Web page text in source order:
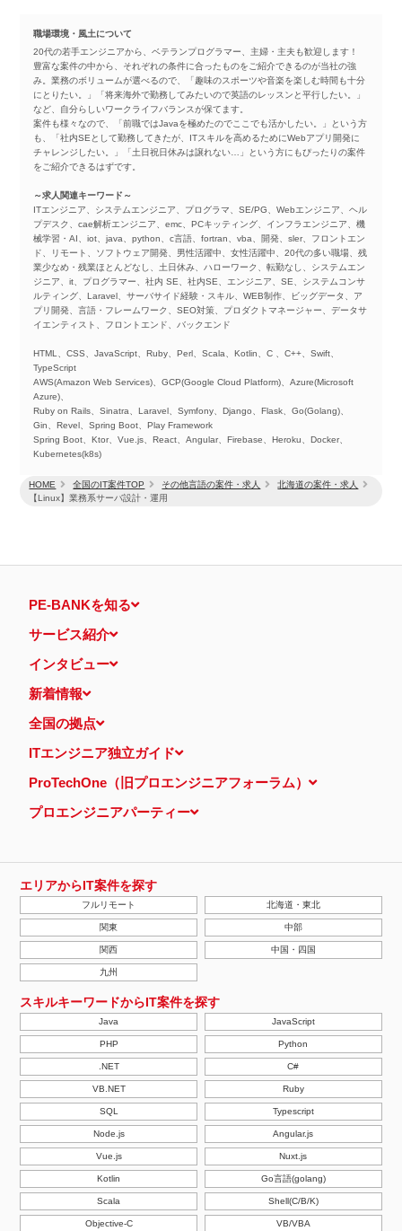
HOME 全国のIT案件TOP その他言語の案件・求人
北海道の案件・求人
【Linux】業務系サーバ設計・運用
職場環境・風土について
20代の若手エンジニアから、ベテランプログラマー、主婦・主夫も歓迎します！
豊富な案件の中から、それぞれの条件に合ったものをご紹介できるのが当社の強
み。業務のボリュームが選べるので、「趣味のスポーツや音楽を楽しむ時間も十分
にとりたい。」「将来海外で勤務してみたいので英語のレッスンと平行したい。」
など、自分らしいワークライフバランスが保てます。
案件も様々なので、「前職ではJavaを極めたのでここでも活かしたい。」という方
も、「社内SEとして勤務してきたが、ITスキルを高めるためにWebアプリ開発に
チャレンジしたい。」「土日祝日休みは譲れない…」という方にもぴったりの案件
をご紹介できるはずです。
～求人関連キーワード～
ITエンジニア、システムエンジニア、プログラマ、SE/PG、Webエンジニア、ヘル
プデスク、cae解析エンジニア、emc、PCキッティング、インフラエンジニア、機
械学習・AI、iot、java、python、c言語、fortran、vba、開発、sler、フロントエン
ド、リモート、ソフトウェア開発、男性活躍中、女性活躍中、20代の多い職場、残
業少なめ・残業ほとんどなし、土日休み、ハローワーク、転勤なし、システムエン
ジニア、it、プログラマー、社内 SE、社内SE、エンジニア、SE、システムコンサ
ルティング、Laravel、サーバサイド経験・スキル、WEB制作、ビッグデータ、ア
プリ開発、言語・フレームワーク、SEO対策、プロダクトマネージャー、データサ
イエンティスト、フロントエンド、バックエンド
HTML、CSS、JavaScript、Ruby、Perl、Scala、Kotlin、C 、C++、Swift、
TypeScript
AWS(Amazon Web Services)、GCP(Google Cloud Platform)、Azure(Microsoft
Azure)、
Ruby on Rails、Sinatra、Laravel、Symfony、Django、Flask、Go(Golang)、
Gin、Revel、Spring Boot、Play Framework
Spring Boot、Ktor、Vue.js、React、Angular、Firebase、Heroku、Docker、
Kubernetes(k8s)
PE-BANKを知る
サービス紹介
インタビュー
新着情報
全国の拠点
ITエンジニア独立ガイド
ProTechOne（旧プロエンジニアフォーラム）
プロエンジニアパーティー
エリアからIT案件を探す
フルリモート 北海道・東北
関東 中部
関西 中国・四国
九州
スキルキーワードからIT案件を探す
Java JavaScript
PHP Python
.NET C#
VB.NET Ruby
SQL Typescript
Node.js Angular.js
Vue.js Nuxt.js
Kotlin Go言語(golang)
Scala Shell(C/B/K)
Objective-C VB/VBA